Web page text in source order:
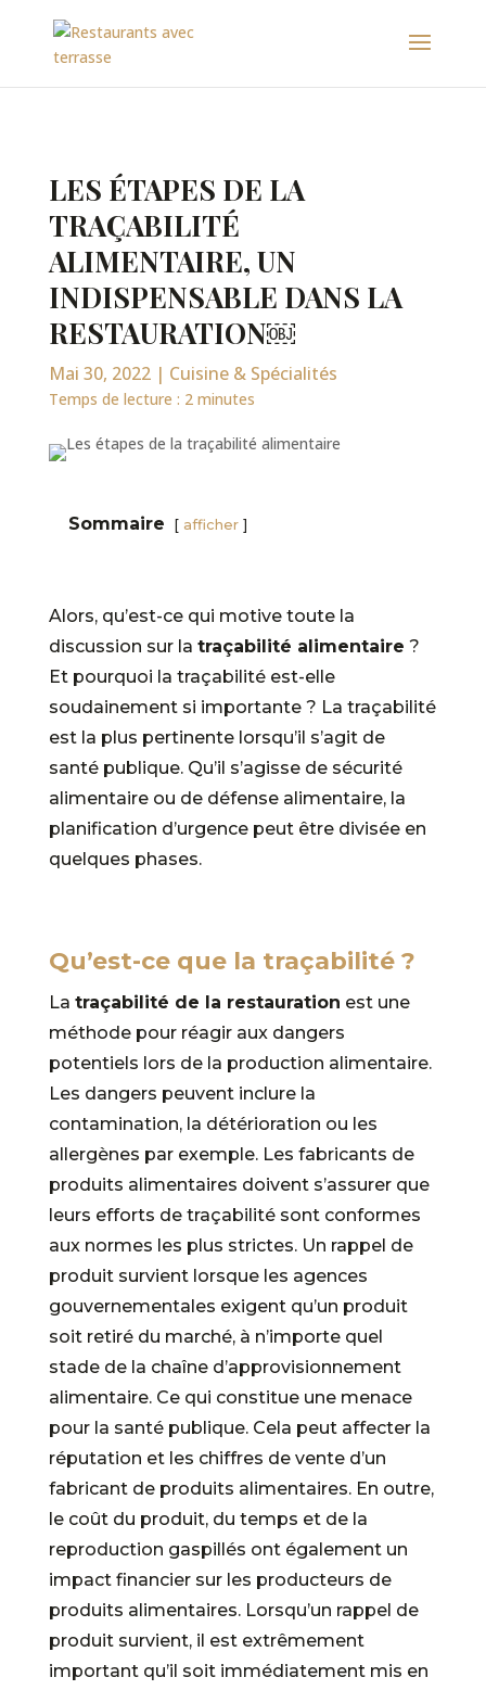
LES ÉTAPES DE LA
TRAÇABILITÉ
ALIMENTAIRE, UN
INDISPENSABLE DANS LA
RESTAURATION￼
Mai 30, 2022| Cuisine & Spécialités
Temps de lecture : 2 minutes
Sommaire afficher
Alors, qu’est-ce qui motive toute la
discussion sur la traçabilité alimentaire ?
Et pourquoi la traçabilité est-elle
soudainement si importante ? La traçabilité
est la plus pertinente lorsqu’il s’agit de
santé publique. Qu’il s’agisse de sécurité
alimentaire ou de défense alimentaire, la
planification d’urgence peut être divisée en
quelques phases.
Qu’est-ce que la traçabilité ?
La traçabilité de la restauration est une
méthode pour réagir aux dangers
potentiels lors de la production alimentaire.
Les dangers peuvent inclure la
contamination, la détérioration ou les
allergènes par exemple. Les fabricants de
produits alimentaires doivent s’assurer que
leurs efforts de traçabilité sont conformes
aux normes les plus strictes. Un rappel de
produit survient lorsque les agences
gouvernementales exigent qu’un produit
soit retiré du marché, à n’importe quel
stade de la chaîne d’approvisionnement
alimentaire. Ce qui constitue une menace
pour la santé publique. Cela peut affecter la
réputation et les chiffres de vente d’un
fabricant de produits alimentaires. En outre,
le coût du produit, du temps et de la
reproduction gaspillés ont également un
impact financier sur les producteurs de
produits alimentaires. Lorsqu’un rappel de
produit survient, il est extrêmement
important qu’il soit immédiatement mis en